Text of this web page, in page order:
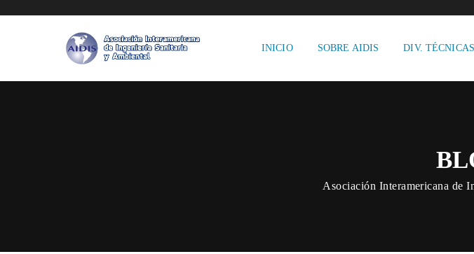
INICIO SOBRE AIDIS DIV. TÉCNICAS
Asociación Interamericana de